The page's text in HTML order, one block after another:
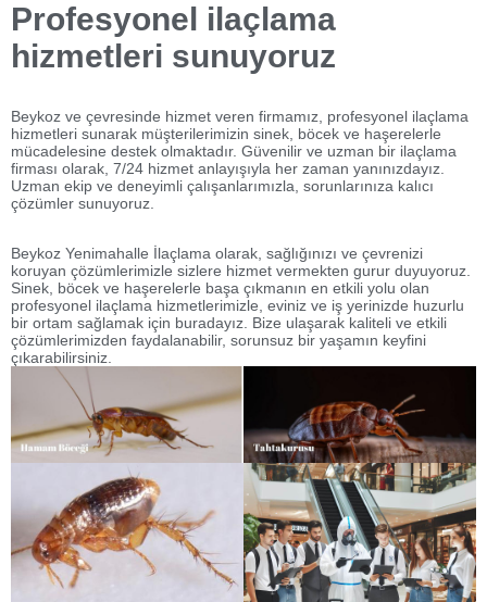
Profesyonel ilaçlama
hizmetleri sunuyoruz
Beykoz ve çevresinde hizmet veren firmamız, profesyonel ilaçlama
hizmetleri sunarak müşterilerimizin sinek, böcek ve haşerelerle
mücadelesine destek olmaktadır. Güvenilir ve uzman bir ilaçlama
firması olarak, 7/24 hizmet anlayışıyla her zaman yanınızdayız.
Uzman ekip ve deneyimli çalışanlarımızla, sorunlarınıza kalıcı
çözümler sunuyoruz.
Beykoz Yenimahalle İlaçlama olarak, sağlığınızı ve çevrenizi
koruyan çözümlerimizle sizlere hizmet vermekten gurur duyuyoruz.
Sinek, böcek ve haşerelerle başa çıkmanın en etkili yolu olan
profesyonel ilaçlama hizmetlerimizle, eviniz ve iş yerinizde huzurlu
bir ortam sağlamak için buradayız. Bize ulaşarak kaliteli ve etkili
çözümlerimizden faydalanabilir, sorunsuz bir yaşamın keyfini
çıkarabilirsiniz.